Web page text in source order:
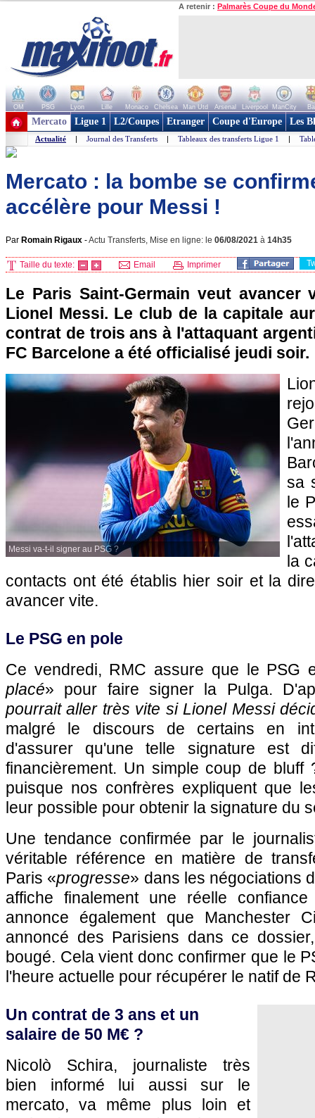
A retenir : Palmarès Coupe du
OM PSG Lyon Lille Monaco Chelsea Man Utd Arsenal Liverpool ManCity
+ de clubs
Mercato Ligue 1 L2/Coupes Etranger Coupe d'Europe Les
Actualité | Journal des Transferts | Tableaux des transferts Ligue 1 |
Mercato : la bombe se
accélère pour Messi !
Par Romain Rigaux -Actu Transferts, Mise en ligne: le 06/08/2021 à 14h35
Taille du texte: Email Imprimer
Le Paris Saint-Germain veut avancer
Lionel Messi. Le club de la capitale
contrat de trois ans à l'attaquant
FC Barcelone a été officialisé jeudi soir.
Messi va-t-il signer au PSG ?
sa
le
la
contacts ont été établis hier soir et la
avancer vite.
Le PSG en pole
Ce vendredi, RMC assure que le PSG
placé» pour faire signer la Pulga.
pourrait aller très vite si Lionel Messi
malgré le discours de certains en
d'assurer qu'une telle signature est
financièrement. Un simple coup de bluff
puisque nos confrères expliquent que
leur possible pour obtenir la signature du
Une tendance confirmée par le
véritable référence en matière de
Paris «progresse» dans les négociations
affiche finalement une réelle
annonce également que Manchester
annoncé des Parisiens dans ce
bougé. Cela vient donc confirmer que le
l'heure actuelle pour récupérer le natif de
Un contrat de 3 ans et un
salaire de 50 M€ ?
Nicolò Schira, journaliste très
bien informé lui aussi sur le
mercato, va même plus loin et